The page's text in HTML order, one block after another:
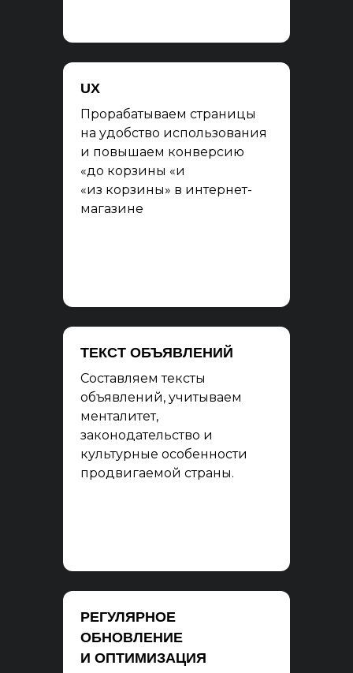
Прорабатываем страницы
на удобство использования
и повышаем конверсию
«до корзины «и
«из корзины» в интернет-
магазине
UX
ТЕКСТ ОБЪЯВЛЕНИЙ
Составляем тексты
объявлений, учитываем
менталитет,
законодательство и
культурные особенности
продвигаемой страны.
РЕГУЛЯРНОЕ
ОБНОВЛЕНИЕ
И ОПТИМИЗАЦИЯ